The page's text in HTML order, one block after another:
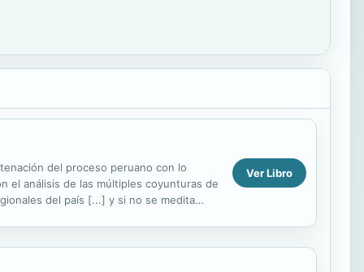
del proceso peruano con lo
el análisis de las múltiples coyunturas de
del país [...] y si no se medita
Ver Libro